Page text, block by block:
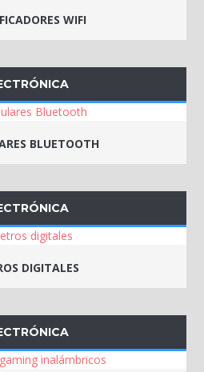
WIFI
BLUETOOTH
DIGITALES